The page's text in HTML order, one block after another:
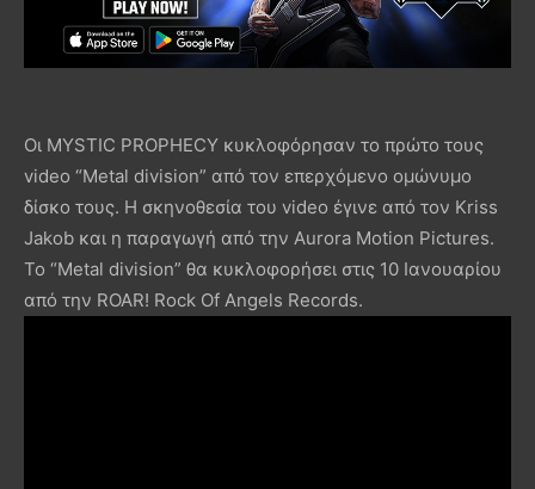
Οι MYSTIC PROPHECY κυκλοφόρησαν το πρώτο τους
video “Metal division” από τον επερχόμενο ομώνυμο
δίσκο τους. Η σκηνοθεσία του video έγινε από τον Kriss
Jakob και η παραγωγή από την Aurora Motion Pictures.
Το “Metal division” θα κυκλοφορήσει στις 10 Ιανουαρίου
από την ROAR! Rock Of Angels Records.